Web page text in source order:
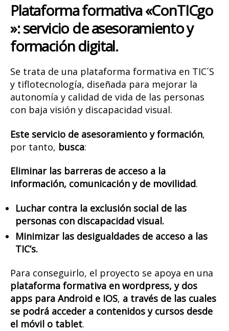
Plataforma formativa «ConTICgo
»: servicio de asesoramiento y
formación digital.
Se trata de una plataforma formativa en TIC´S
y tiflotecnología, diseñada para mejorar la
autonomía y calidad de vida de las personas
con baja visión y discapacidad visual.
Este servicio de asesoramiento y formación,
por tanto, busca:
Eliminar las barreras de acceso a la
información, comunicación y de movilidad.
Luchar contra la exclusión social de las
personas con discapacidad visual.
Minimizar las desigualdades de acceso a las
TIC’s.
Para conseguirlo, el proyecto se apoya en una
plataforma formativa en wordpress, y dos
apps para Android e IOS, a través de las cuales
se podrá acceder a contenidos y cursos desde
el móvil o tablet.